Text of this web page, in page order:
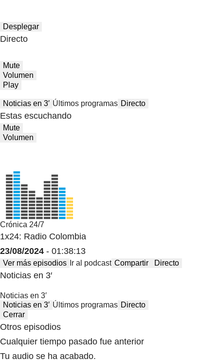
Desplegar
Directo
Mute
Volumen
Play
Noticias en 3′ Últimos programas Directo
Estas escuchando
Mute
Volumen
Crónica 24/7
1x24: Radio Colombia
23/08/2024 - 01:38:13
Ver más episodios Ir al podcast Compartir Directo
Noticias en 3′
Noticias en 3′
Noticias en 3′ Últimos programas Directo
Cerrar
Otros episodios
Cualquier tiempo pasado fue anterior
Tu audio se ha acabado.